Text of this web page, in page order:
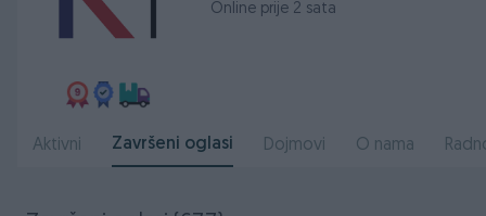
Online prije 2 sata
Aktivni Završeni oglasi Dojmovi O nama